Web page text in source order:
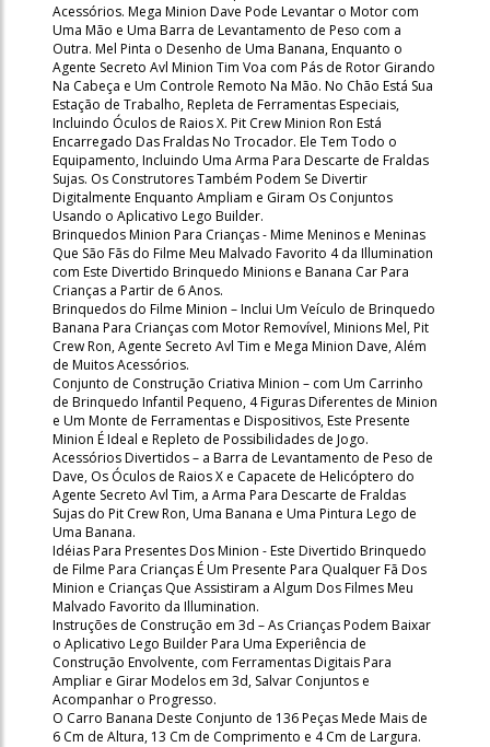
Acessórios. Mega Minion Dave Pode Levantar o Motor com
Uma Mão e Uma Barra de Levantamento de Peso com a
Outra. Mel Pinta o Desenho de Uma Banana, Enquanto o
Agente Secreto Avl Minion Tim Voa com Pás de Rotor Girando
Na Cabeça e Um Controle Remoto Na Mão. No Chão Está Sua
Estação de Trabalho, Repleta de Ferramentas Especiais,
Incluindo Óculos de Raios X. Pit Crew Minion Ron Está
Encarregado Das Fraldas No Trocador. Ele Tem Todo o
Equipamento, Incluindo Uma Arma Para Descarte de Fraldas
Sujas. Os Construtores Também Podem Se Divertir
Digitalmente Enquanto Ampliam e Giram Os Conjuntos
Usando o Aplicativo Lego Builder.
Brinquedos Minion Para Crianças - Mime Meninos e Meninas
Que São Fãs do Filme Meu Malvado Favorito 4 da Illumination
com Este Divertido Brinquedo Minions e Banana Car Para
Crianças a Partir de 6 Anos.
Brinquedos do Filme Minion – Inclui Um Veículo de Brinquedo
Banana Para Crianças com Motor Removível, Minions Mel, Pit
Crew Ron, Agente Secreto Avl Tim e Mega Minion Dave, Além
de Muitos Acessórios.
Conjunto de Construção Criativa Minion – com Um Carrinho
de Brinquedo Infantil Pequeno, 4 Figuras Diferentes de Minion
e Um Monte de Ferramentas e Dispositivos, Este Presente
Minion É Ideal e Repleto de Possibilidades de Jogo.
Acessórios Divertidos – a Barra de Levantamento de Peso de
Dave, Os Óculos de Raios X e Capacete de Helicóptero do
Agente Secreto Avl Tim, a Arma Para Descarte de Fraldas
Sujas do Pit Crew Ron, Uma Banana e Uma Pintura Lego de
Uma Banana.
Idéias Para Presentes Dos Minion - Este Divertido Brinquedo
de Filme Para Crianças É Um Presente Para Qualquer Fã Dos
Minion e Crianças Que Assistiram a Algum Dos Filmes Meu
Malvado Favorito da Illumination.
Instruções de Construção em 3d – As Crianças Podem Baixar
o Aplicativo Lego Builder Para Uma Experiência de
Construção Envolvente, com Ferramentas Digitais Para
Ampliar e Girar Modelos em 3d, Salvar Conjuntos e
Acompanhar o Progresso.
O Carro Banana Deste Conjunto de 136 Peças Mede Mais de
6 Cm de Altura, 13 Cm de Comprimento e 4 Cm de Largura.